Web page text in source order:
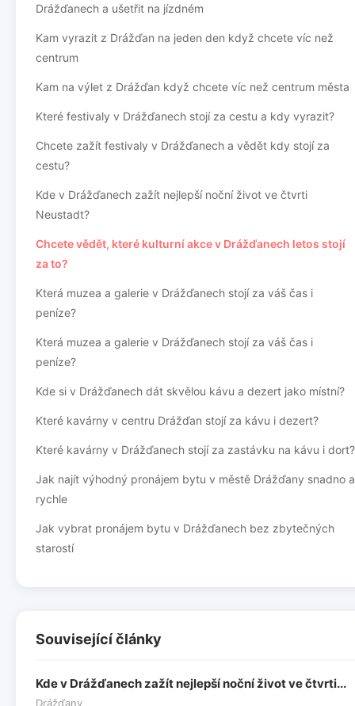
Drážďanech a ušetřit na jízdném
Kam vyrazit z Drážďan na jeden den když chcete víc než
centrum
Kam na výlet z Drážďan když chcete víc než centrum města
Které festivaly v Drážďanech stojí za cestu a kdy vyrazit?
Chcete zažít festivaly v Drážďanech a vědět kdy stojí za
cestu?
Kde v Drážďanech zažít nejlepší noční život ve čtvrti
Neustadt?
Chcete vědět, které kulturní akce v Drážďanech letos stojí
za to?
Která muzea a galerie v Drážďanech stojí za váš čas i
peníze?
Která muzea a galerie v Drážďanech stojí za váš čas i
peníze?
Kde si v Drážďanech dát skvělou kávu a dezert jako místní?
Které kavárny v centru Drážďan stojí za kávu i dezert?
Které kavárny v Drážďanech stojí za zastávku na kávu i dort?
Jak najít výhodný pronájem bytu v městě Drážďany snadno a
rychle
Jak vybrat pronájem bytu v Drážďanech bez zbytečných
starostí
Související články
Kde v Drážďanech zažít nejlepší noční život ve čtvrti...
Drážďany